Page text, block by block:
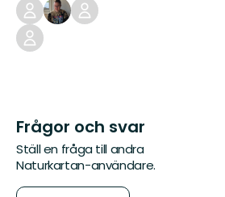
Frågor och svar
Ställ en fråga till andra
Naturkartan-användare.